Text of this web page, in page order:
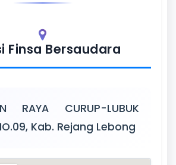
Finsa Bersaudara
RAYA CURUP-LUBUK
Kab. Rejang Lebong